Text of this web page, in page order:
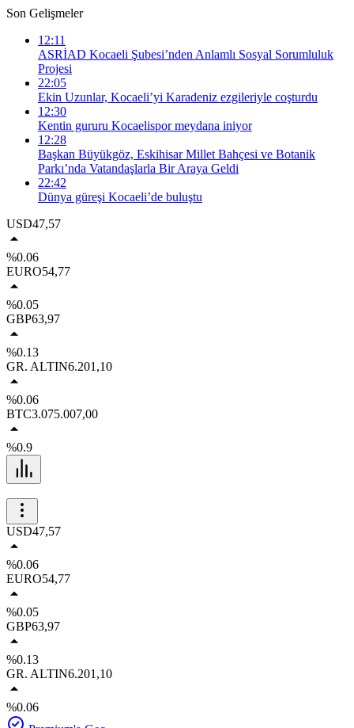
Son Gelişmeler
12:11
ASRİAD Kocaeli Şubesi’nden Anlamlı Sosyal Sorumluluk
Projesi
22:05
Ekin Uzunlar, Kocaeli’yi Karadeniz ezgileriyle coşturdu
12:30
Kentin gururu Kocaelispor meydana iniyor
12:28
Başkan Büyükgöz, Eskihisar Millet Bahçesi ve Botanik
Parkı’nda Vatandaşlarla Bir Araya Geldi
22:42
Dünya güreşi Kocaeli’de buluştu
USD47,57
%0.06
EURO54,77
%0.05
GBP63,97
%0.13
GR. ALTIN6.201,10
%0.06
BTC3.075.007,00
%0.9
USD47,57
%0.06
EURO54,77
%0.05
GBP63,97
%0.13
GR. ALTIN6.201,10
%0.06